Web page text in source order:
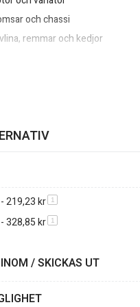
och chassi
remmar och kedjor
och roligare att köra.
-219,23 kr‎ 1
-328,85 kr‎ 1
/ SKICKAS UT